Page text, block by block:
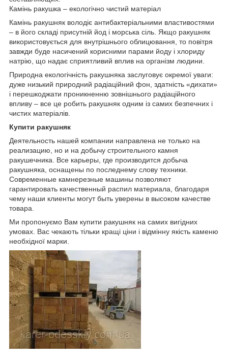
Камінь ракушка – екологічно чистий матеріал
Камінь ракушняк володіє антибактеріальними властивостями
– в його складі присутній йод і морська сіль. Якщо ракушняк
використовується для внутрішнього облицювання, то повітря
завжди буде насичений корисними парами йоду і хлориду
натрію, що надає сприятливий вплив на організм людини.
Природна екологічність ракушняка заслуговує окремої уваги:
дуже низький природний радіаційний фон, здатність «дихати»
і перешкоджати проникненню зовнішнього радіаційного
впливу – все це робить ракушняк одним із самих безпечних і
чистих матеріалів.
Купити ракушняк
Деятельность нашей компании направлена не только на
реализацию, но и на добычу строительного камня
ракушечника. Все карьеры, где производится добыча
ракушняка, оснащены по последнему слову техники.
Современные камнерезные машины позволяют
гарантировать качественный распил материала, благодаря
чему наши клиенты могут быть уверены в высоком качестве
товара.
Ми пропонуємо Вам купити ракушняк на самих вигідних
умовах. Вас чекають тільки кращі ціни і відмінну якість каменю
необхідної марки.